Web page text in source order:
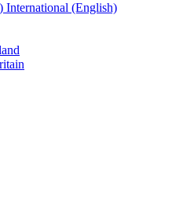
International (English)